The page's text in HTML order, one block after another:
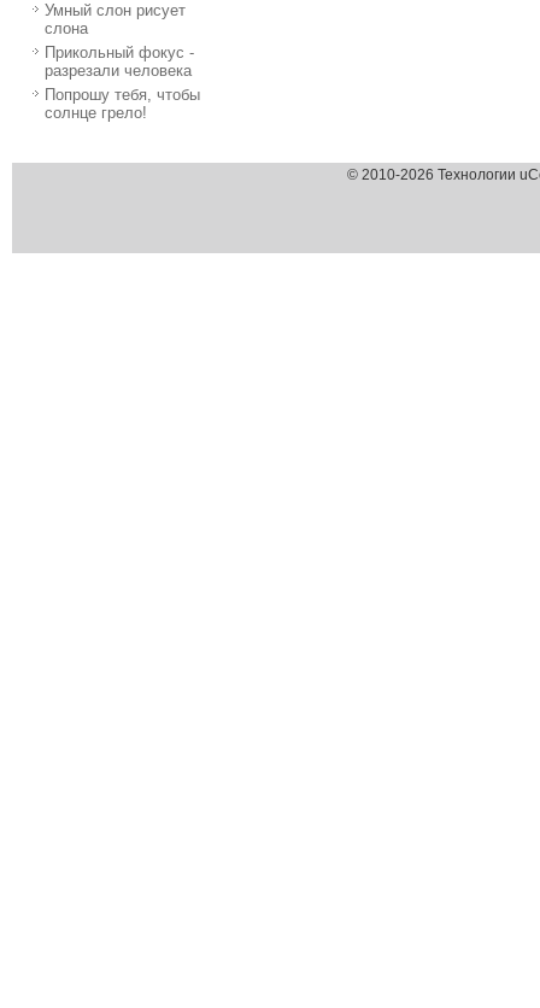
Умный слон рисует
слона
Прикольный фокус -
разрезали человека
Попрошу тебя, чтобы
солнце грело!
© 2010-2026 Технологии